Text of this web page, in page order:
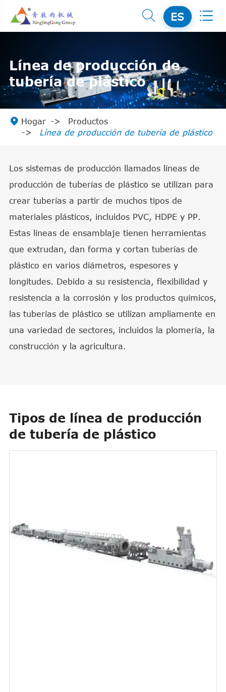
 ES 
Línea de producción de
tubería de plástico
 Hogar
Productos
Línea de producción de tubería de plástico
Los sistemas de producción llamados líneas de
producción de tuberías de plástico se utilizan para
crear tuberías a partir de muchos tipos de
materiales plásticos, incluidos PVC, HDPE y PP.
Estas líneas de ensamblaje tienen herramientas
que extrudan, dan forma y cortan tuberías de
plástico en varios diámetros, espesores y
longitudes. Debido a su resistencia, flexibilidad y
resistencia a la corrosión y los productos químicos,
las tuberías de plástico se utilizan ampliamente en
una variedad de sectores, incluidos la plomería, la
construcción y la agricultura.
Tipos de línea de producción
de tubería de plástico